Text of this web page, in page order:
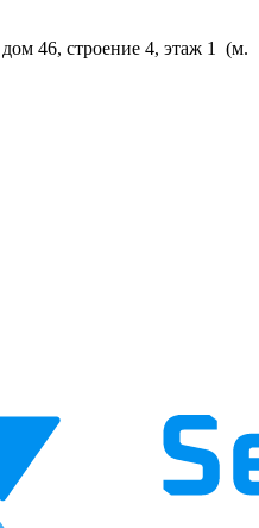
46, строение 4, этаж 1 (м.